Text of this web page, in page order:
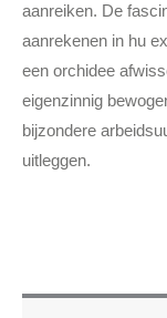
aanreiken. De
aanrekenen in hu
een orchidee
eigenzinnig
bijzondere
uitleggen.